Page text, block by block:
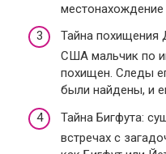
местонахождение
Тайна похищения
США мальчик по
похищен. Следы
были найдены, и
Тайна Бигфута:
встречах с